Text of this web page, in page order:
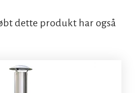
dette produkt har også